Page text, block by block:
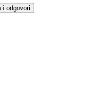
i odgovori